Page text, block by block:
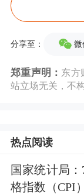
步拓展美国
最近，全
阳光电源
进军磷酸铁
将汽车电池
分享至： 微
郑重声明： 东方
站立场无关，不
热点阅读
国家统计局
格指数（CPI